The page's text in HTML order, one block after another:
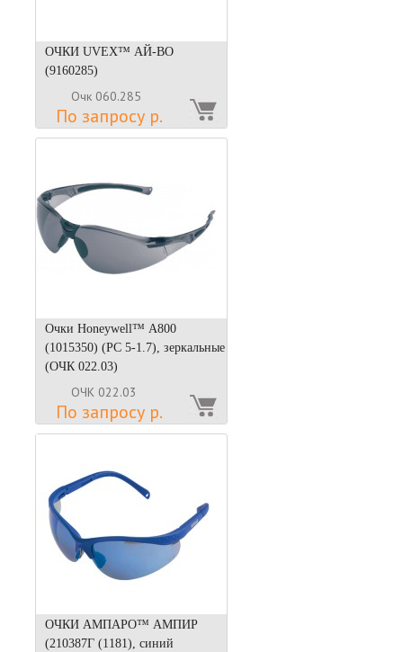
ОЧКИ UVEX™ АЙ-ВО
(9160285)
Очк 060.285
По запросу р.
Очки Honeywell™ А800
(1015350) (РС 5-1.7), зеркальные
(ОЧК 022.03)
ОЧК 022.03
По запросу р.
ОЧКИ АМПАРО™ АМПИР
(210387Г (1181), синий